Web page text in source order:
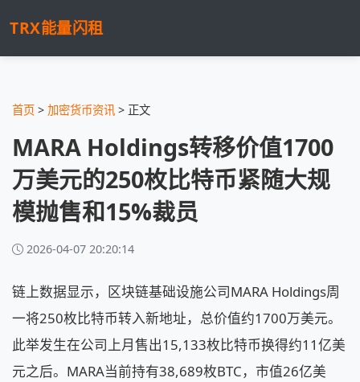
TRX能量闪租
首页 > 加密货币资讯 > 正文
MARA Holdings转移价值1700
万美元的250枚比特币紧随大规
模抛售和15%裁员
2026-04-07 20:20:14
链上数据显示，区块链基础设施公司MARA Holdings周
一将250枚比特币转入新地址，总价值约1700万美元。
此举发生在公司上月售出15,133枚比特币换得约11亿美
元之后。MARA当前持有38,689枚BTC，市值26亿美